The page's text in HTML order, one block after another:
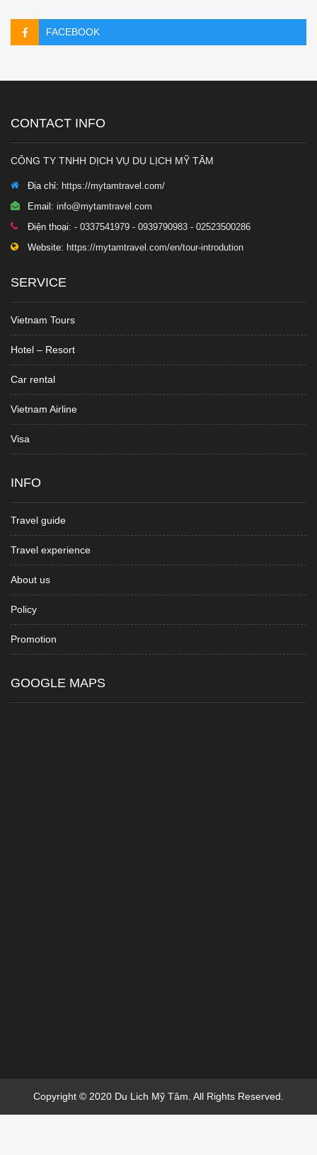
FACEBOOK
CONTACT INFO
CÔNG TY TNHH DỊCH VỤ DU LỊCH MỸ TÂM
Địa chỉ: https://mytamtravel.com/
Email: info@mytamtravel.com
Điện thoại: - 0337541979 - 0939790983 - 02523500286
Website: https://mytamtravel.com/en/tour-introdution
SERVICE
Vietnam Tours
Hotel – Resort
Car rental
Vietnam Airline
Visa
INFO
Travel guide
Travel experience
About us
Policy
Promotion
GOOGLE MAPS
Copyright © 2020 Du Lich Mỹ Tâm. All Rights Reserved.